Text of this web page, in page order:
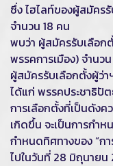
ซึ่ง ไฮไลท์ของผู้สมัคร
จำนวน 18 คน
พบว่า ผู้สมัครรับเลือก
พรรคการเมือง) จำนว
ผู้สมัครรับเลือกตั้งผู้ว่
ได้แก่ พรรคประชาธิปั
การเลือกตั้งที่เป็นดังค
เกิดขึ้น จะเป็นการกำ
กำหนดทิศทางของ “ก
ไปในวันที่ 28 มิถุนายน